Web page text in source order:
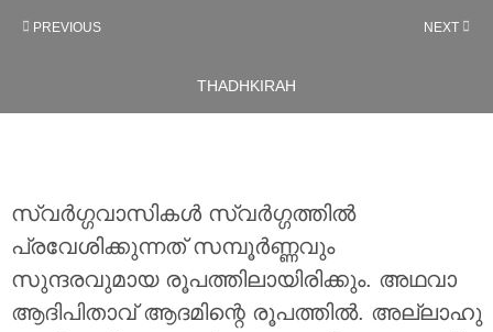
PREVIOUS NEXT
THADHKIRAH
സ്വർഗ്ഗവാസികൾ സ്വർഗ്ഗത്തിൽ
പ്രവേശിക്കുന്നത് സമ്പൂർണ്ണവും
സുന്ദരവുമായ രൂപത്തിലായിരിക്കും. അഥവാ
ആദിപിതാവ് ആദമിന്റെ രൂപത്തിൽ. അല്ലാഹു